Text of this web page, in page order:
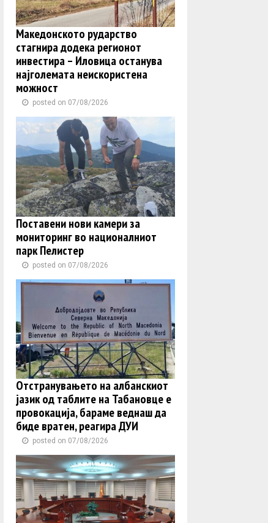
Македонското рударство
стагнира додека регионот
инвестира – Иловица останува
најголемата неискористена
можност
posted on 07/08/2026
Поставени нови камери за
мониторинг во националниот
парк Пелистер
posted on 07/08/2026
Отстранувањето на албанскиот
јазик од таблите на Табановце е
провокација, бараме веднаш да
биде вратен, реагира ДУИ
posted on 07/08/2026